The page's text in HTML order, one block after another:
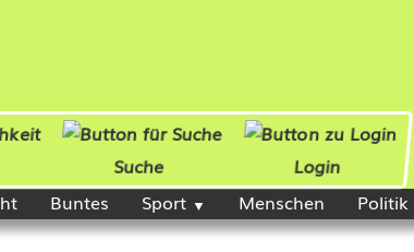
Suche
Login
Buntes Sport Menschen Politik